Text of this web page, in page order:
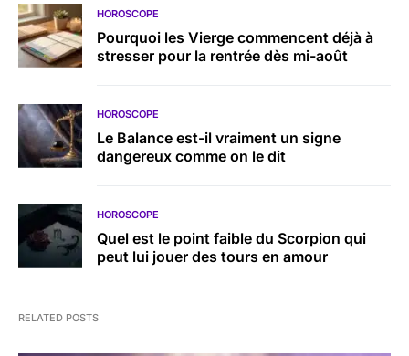
HOROSCOPE
Pourquoi les Vierge commencent déjà à
stresser pour la rentrée dès mi-août
HOROSCOPE
Le Balance est-il vraiment un signe
dangereux comme on le dit
HOROSCOPE
Quel est le point faible du Scorpion qui
peut lui jouer des tours en amour
RELATED POSTS